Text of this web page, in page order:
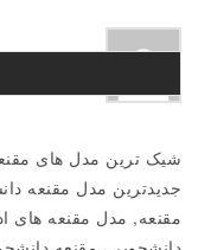
شیک ترین مدل های
جدیدترین مدل مقنعه
مقنعه, مدل مقنعه های